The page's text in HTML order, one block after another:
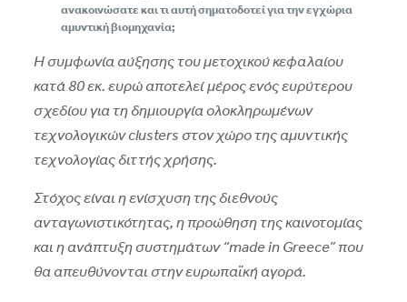
ανακοινώσατε και τι αυτή σηματοδοτεί για την εγχώρια
αμυντική βιομηχανία;
Η συμφωνία αύξησης του μετοχικού κεφαλαίου
κατά 80 εκ. ευρώ αποτελεί μέρος ενός ευρύτερου
σχεδίου για τη δημιουργία ολοκληρωμένων
τεχνολογικών clusters στον χώρο της αμυντικής
τεχνολογίας διττής χρήσης.
Στόχος είναι η ενίσχυση της διεθνούς
ανταγωνιστικότητας, η προώθηση της καινοτομίας
και η ανάπτυξη συστημάτων “made in Greece” που
θα απευθύνονται στην ευρωπαϊκή αγορά.